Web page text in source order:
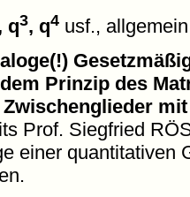
q3, q4usf.,
Prinzip des
Prof. Siegfried
einer quantitativen